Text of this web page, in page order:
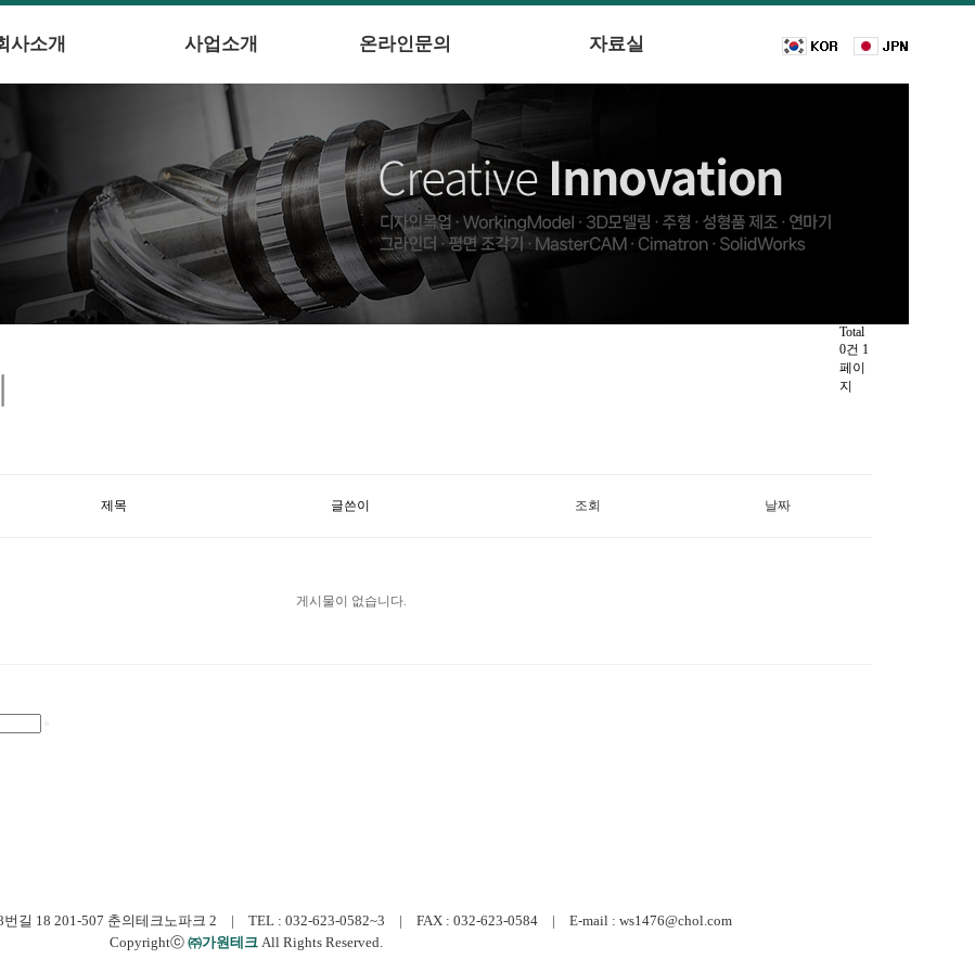
사소개 사업소개 온라인문의 자료실
Total
0건 1
페이
지
제목 글쓴이 조회 날짜
게시물이 없습니다.
번길 18 201-507 춘의테크노파크 2 | TEL : 032-623-0582~3 | FAX : 032-623-0584 | E-mail : ws1476@chol.com
Copyrightⓒ ㈜가원테크 All Rights Reserved.